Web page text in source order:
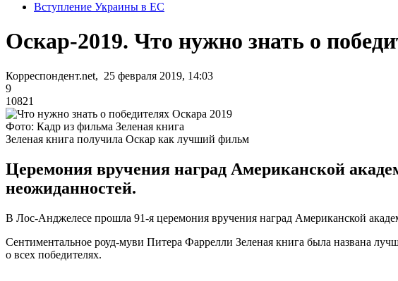
Вступление Украины в ЕС
Оскар-2019. Что нужно знать о
Корреспондент.net, 25 февраля 2019, 14:03
9
10821
Фото: Кадр из фильма Зеленая книга
Зеленая книга получила Оскар как лучший фильм
Церемония вручения наград Американской
неожиданностей.
В Лос-Анджелесе прошла 91-я церемония вручения наград Американской
Сентиментальное роуд-муви Питера Фаррелли Зеленая книга была названа
о всех победителях.